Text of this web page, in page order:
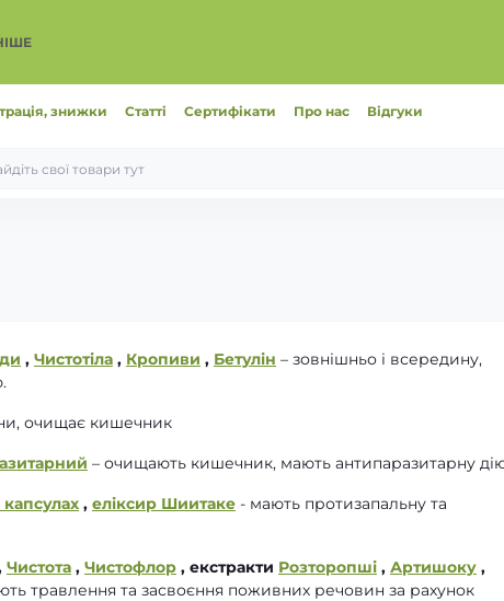
знижки Статті Сертифікати Про нас Відгуки
, Чистотіла , Кропиви , Бетулін – зовнішньо і всередину,
очищає кишечник
– очищають кишечник, мають антипаразитарну
, еліксир Шиитаке - мають протизапальну та
Чистота , Чистофлор , екстракти Розторопші , Артишоку ,
травлення та засвоєння поживних речовин за рахунок